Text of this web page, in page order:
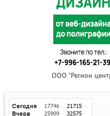
ООО "Регион